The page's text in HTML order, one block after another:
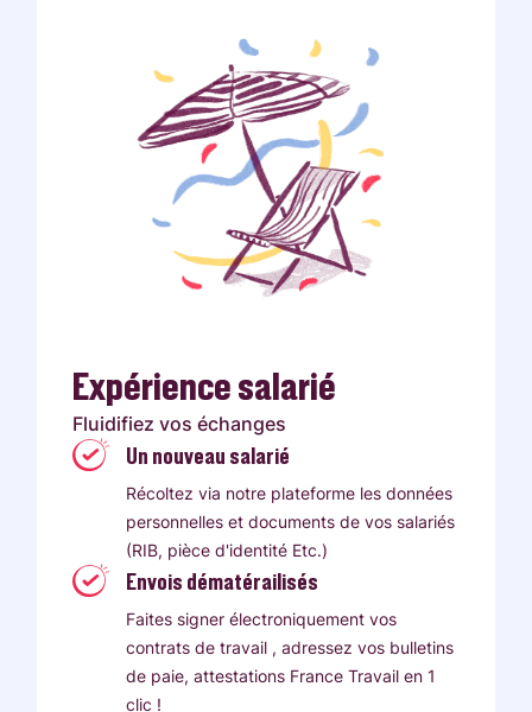
Expérience salarié
Fluidifiez vos échanges
Un nouveau salarié
Récoltez via notre plateforme les données
personnelles et documents de vos salariés
(RIB, pièce d'identité Etc.)
Envois dématérailisés
Faites signer électroniquement vos
contrats de travail , adressez vos bulletins
de paie, attestations France Travail en 1
clic !